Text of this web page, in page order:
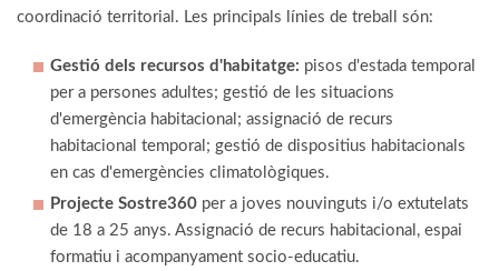
coordinació territorial. Les principals línies de treball són:
Gestió dels recursos d'habitatge: pisos d'estada temporal
per a persones adultes; gestió de les situacions
d'emergència habitacional; assignació de recurs
habitacional temporal; gestió de dispositius habitacionals
en cas d'emergències climatològiques.
Projecte Sostre360 per a joves nouvinguts i/o extutelats
de 18 a 25 anys. Assignació de recurs habitacional, espai
formatiu i acompanyament socio-educatiu.